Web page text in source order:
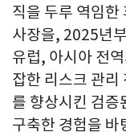
직을 두루 역임한
사장을, 2025년
유럽, 아시아 전
잡한 리스크 관리
를 향상시킨 검증
구축한 경험을 바